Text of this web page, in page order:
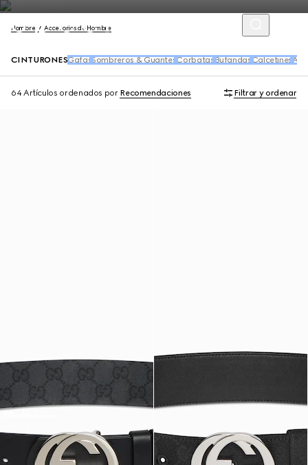
Hombre Accesorios de Hombre
CINTURONES Gafas Sombreros & Guantes Corbatas Bufandas Calcetines
64 Artículos ordenados por Recomendaciones Filtrar y ordenar